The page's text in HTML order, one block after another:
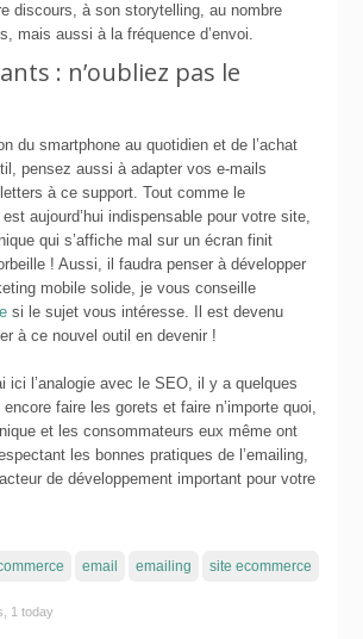
discours, à son storytelling, au nombre
mais aussi à la fréquence d’envoi.
: n’oubliez pas le
du smartphone au quotidien et de l’achat
pensez aussi à adapter vos e-mails
à ce support. Tout comme le
aujourd’hui indispensable pour votre site,
qui s’affiche mal sur un écran finit
! Aussi, il faudra penser à développer
mobile solide, je vous conseille
si le sujet vous intéresse. Il est devenu
à ce nouvel outil en devenir !
ici l’analogie avec le SEO, il y a quelques
faire les gorets et faire n’importe quoi,
et les consommateurs eux même ont
les bonnes pratiques de l’emailing,
de développement important pour votre
email emailing site ecommerce
1 today